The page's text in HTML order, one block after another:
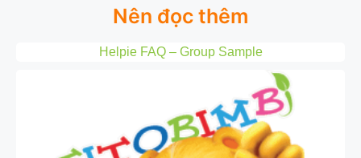
Nên đọc thêm
Helpie FAQ – Group Sample